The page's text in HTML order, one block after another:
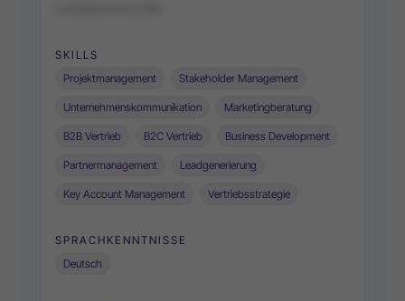
SKILLS
Projektmanagement
Stakeholder Management
Unternehmenskommunikation Marketingberatung
B2B Vertrieb B2C Vertrieb Business Development
Partnermanagement Leadgenerierung
Key Account Management Vertriebsstrategie
SPRACHKENNTNISSE
Deutsch